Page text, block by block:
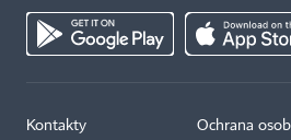
Kontakty Ochrana